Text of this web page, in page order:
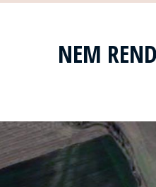
NEM